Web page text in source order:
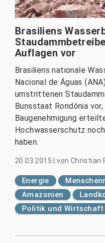
Brasiliens
Auflagen vor
Brasiliens nationale
Nacional de Águas
umstrittenen
Bunsstaat Rondônia
Baugenehmigung
Hochwasserschutz
haben.
20.03.2015 |von Christian
Energie
Amazonien
Politik und Wirtschaft